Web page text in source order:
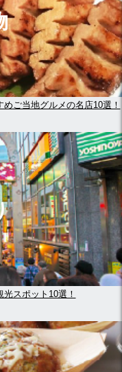
ご当地グルメの名店10選！
スポット10選！